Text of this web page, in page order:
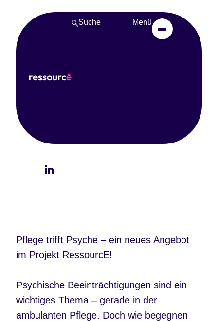
Suche Menü
Pflege trifft Psyche – ein neues Angebot
im Projekt RessourcE!
Psychische Beeinträchtigungen sind ein
wichtiges Thema – gerade in der
ambulanten Pflege. Doch wie begegnen